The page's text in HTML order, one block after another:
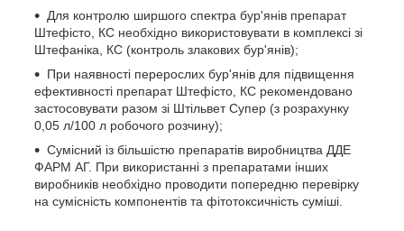
Для контролю ширшого спектра бур'янів препарат
Штефісто, КС необхідно використовувати в комплексі зі
Штефаніка, КС (контроль злакових бур'янів);
При наявності перерослих бур'янів для підвищення
ефективності препарат Штефісто, КС рекомендовано
застосовувати разом зі Штільвет Супер (з розрахунку
0,05 л/100 л робочого розчину);
Сумісний із більшістю препаратів виробництва ДДЕ
ФАРМ АГ. При використанні з препаратами інших
виробників необхідно проводити попередню перевірку
на сумісність компонентів та фітотоксичність суміші.